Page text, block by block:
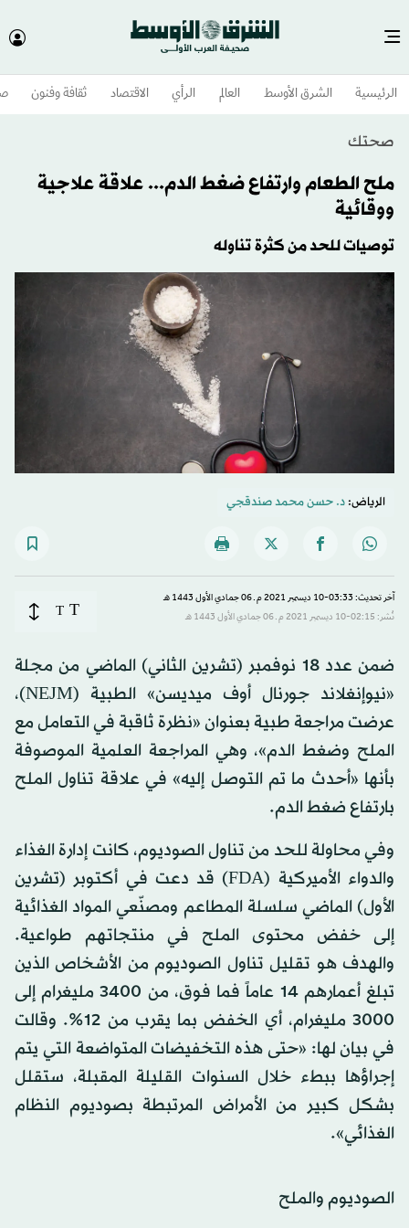
الرئيسية الشرق الأوسط​ العالم الرأي الاقتصاد ثقافة وفنون
صحتك
ملح الطعام وارتفاع ضغط الدم... علاقة علاجية
ووقائية
توصيات للحد من كثرة تناوله
الرياض:د. حسن محمد صندقجي
آخر تحديث: 03:33-10 ديسمبر 2021 م ـ 06 جمادي الأول 1443 هـ
نُشر: 02:15-10 ديسمبر 2021 م ـ 06 جمادي الأول 1443 هـ
T
T
ضمن عدد 18 نوفمبر (تشرين الثاني) الماضي من مجلة
«نيوإنغلاند جورنال أوف ميديسن» الطبية (NEJM)،
عرضت مراجعة طبية بعنوان «نظرة ثاقبة في التعامل مع
الملح وضغط الدم»، وهي المراجعة العلمية الموصوفة
بأنها «أحدث ما تم التوصل إليه» في علاقة تناول الملح
بارتفاع ضغط الدم.
وفي محاولة للحد من تناول الصوديوم، كانت إدارة الغذاء
والدواء الأميركية (FDA) قد دعت في أكتوبر (تشرين
الأول) الماضي سلسلة المطاعم ومصنّعي المواد الغذائية
إلى خفض محتوى الملح في منتجاتهم طواعية.
والهدف هو تقليل تناول الصوديوم من الأشخاص الذين
تبلغ أعمارهم 14 عاماً فما فوق، من 3400 مليغرام إلى
3000 مليغرام، أي الخفض بما يقرب من 12%. وقالت
في بيان لها: «حتى هذه التخفيضات المتواضعة التي يتم
إجراؤها ببطء خلال السنوات القليلة المقبلة، ستقلل
بشكل كبير من الأمراض المرتبطة بصوديوم النظام
الغذائي».
الصوديوم والملح